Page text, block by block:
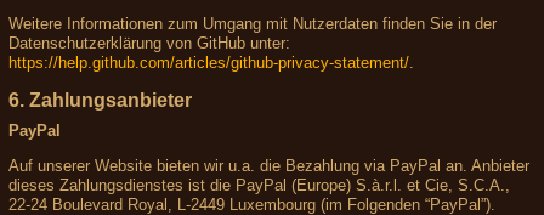
Weitere Informationen zum Umgang mit Nutzerdaten finden Sie in der
Datenschutzerklärung von GitHub unter:
https://help.github.com/articles/github-privacy-statement/
6. Zahlungsanbieter
PayPal
Auf unserer Website bieten wir u.a. die Bezahlung via PayPal an. Anbieter
dieses Zahlungsdienstes ist die PayPal (Europe) S.à.r.l. et Cie, S.C.A.,
22-24 Boulevard Royal, L-2449 Luxembourg (im Folgenden “PayPal”).